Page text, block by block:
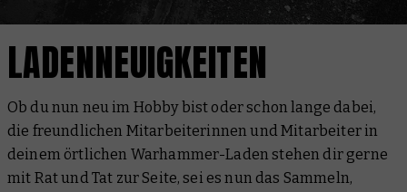
LADENNEUIGKEITEN
Ob du nun neu im Hobby bist oder schon lange dabei,
die freundlichen Mitarbeiterinnen und Mitarbeiter in
deinem örtlichen Warhammer-Laden stehen dir gerne
mit Rat und Tat zur Seite, sei es nun das Sammeln,